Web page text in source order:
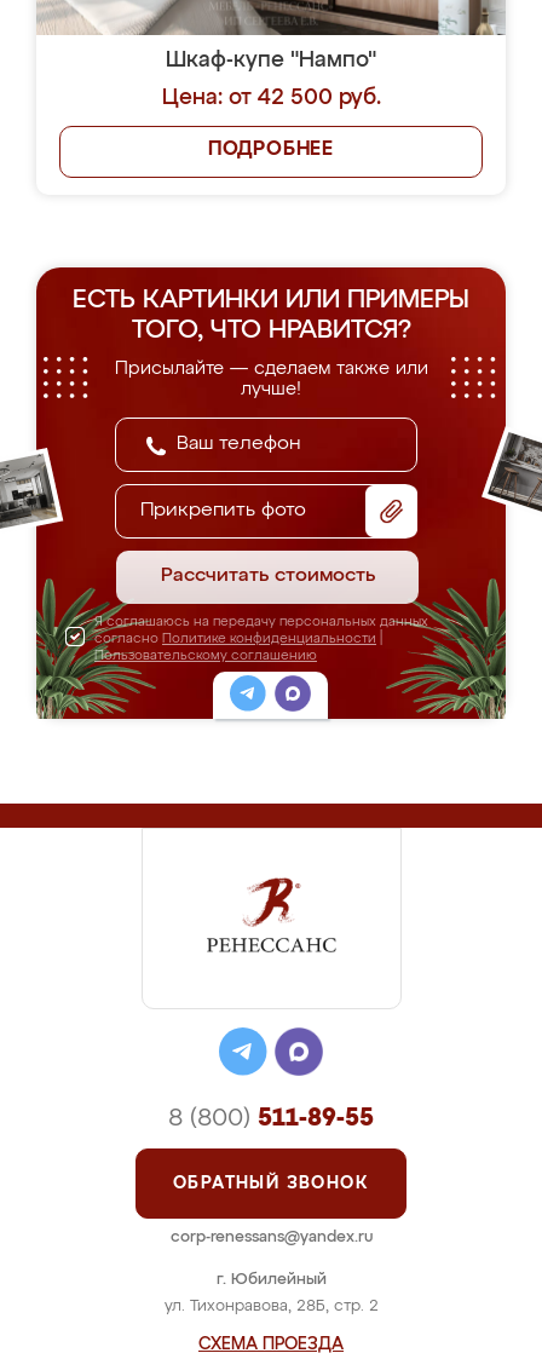
Шкаф-купе "Нампо"
Цена: от 42 500 руб.
ПОДРОБНЕЕ
ЕСТЬ КАРТИНКИ ИЛИ ПРИМЕРЫ
ТОГО, ЧТО НРАВИТСЯ?
Присылайте — сделаем также или
лучше!
Прикрепить фото
Рассчитать стоимость
Я соглашаюсь на передачу персональных данных
согласно Политике конфиденциальности
Пользовательскому соглашению
г. Юбилейный
ул. Тихонравова, 28Б, стр. 2
СХЕМА ПРОЕЗДА
8 (800) 511-89-55
ОБРАТНЫЙ ЗВОНОК
corp-renessans@yandex.ru